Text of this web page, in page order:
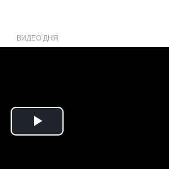
ВИДЕО ДНЯ
Play